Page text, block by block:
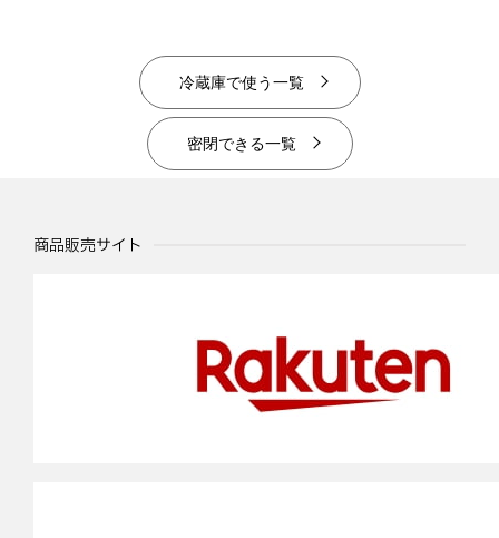
冷蔵庫で使う一覧
密閉できる一覧
商品販売サイト